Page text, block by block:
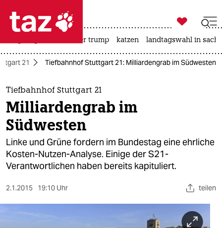
 taz zahl ich
taz zahl ich
themen
politik
öko
gesellschaft
sport

taz zahl ich
usa unter trump katzen landtagswahl in
21 Tiefbahnhof Stuttgart 21: Milliardengrab im Südwesten
Tiefbahnhof Stuttgart 21
Milliardengrab im
Südwesten
Linke und Grüne fordern im Bundestag eine ehrliche
Kosten-Nutzen-Analyse. Einige der S21-
Verantwortlichen haben bereits kapituliert.
2.1.2015 19:10 Uhr teilen